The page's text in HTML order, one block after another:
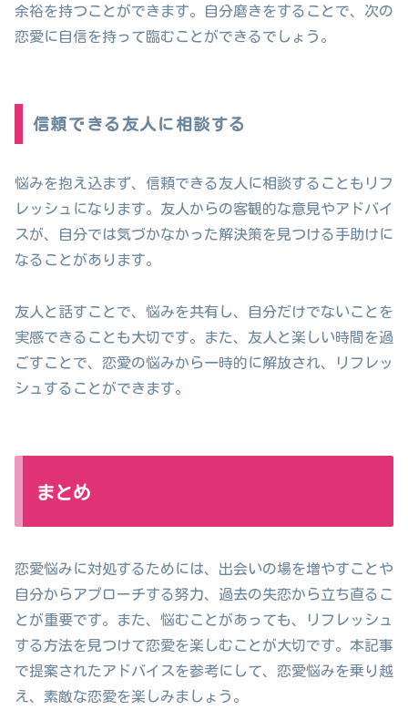
余裕を持つことができます。自分磨きをすることで、次の
恋愛に自信を持って臨むことができるでしょう。
信頼できる友人に相談する
悩みを抱え込まず、信頼できる友人に相談することもリフ
レッシュになります。友人からの客観的な意見やアドバイ
スが、自分では気づかなかった解決策を見つける手助けに
なることがあります。
友人と話すことで、悩みを共有し、自分だけでないことを
実感できることも大切です。また、友人と楽しい時間を過
ごすことで、恋愛の悩みから一時的に解放され、リフレッ
シュすることができます。
まとめ
恋愛悩みに対処するためには、出会いの場を増やすことや
自分からアプローチする努力、過去の失恋から立ち直るこ
とが重要です。また、悩むことがあっても、リフレッシュ
する方法を見つけて恋愛を楽しむことが大切です。本記事
で提案されたアドバイスを参考にして、恋愛悩みを乗り越
え、素敵な恋愛を楽しみましょう。